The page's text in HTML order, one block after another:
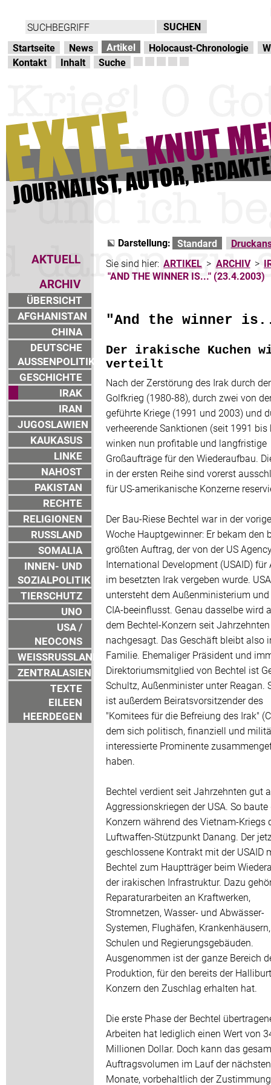
Startseite News Artikel Holocaust-Chronologie
Kontakt
Inhalt Suche
AKTUELL
ARCHIV
ÜBERSICHT
AFGHANISTAN
CHINA
DEUTSCHE
AUSSENPOLITIK
GESCHICHTE
IRAK
IRAN
JUGOSLAWIEN
KAUKASUS
LINKE
NAHOST
PAKISTAN
RECHTE
RELIGIONEN
RUSSLAND
SOMALIA
INNEN- UND
SOZIALPOLITIK
TIERSCHUTZ
UNO
USA /
NEOCONS
WEISSRUSSLAND
ZENTRALASIEN
TEXTE
EILEEN
HEERDEGEN
Darstellung: Standard
Sie sind hier: ARTIKEL > ARCHIV >
"AND THE WINNER IS..." (23.4.2003)
"And the winner
Der irakische Kuchen
verteilt
Nach der Zerstörung des Irak durch
Golfkrieg (1980-88), durch zwei von
geführte Kriege (1991 und 2003) und
verheerende Sanktionen (seit 1991 bis
winken nun profitable und langfristige
Großaufträge für den Wiederaufbau.
in der ersten Reihe sind vorerst
für US-amerikanische Konzerne
Der Bau-Riese Bechtel war in der
Woche Hauptgewinner: Er bekam den
größten Auftrag, der von der US
International Development (USAID) für
im besetzten Irak vergeben wurde.
untersteht dem Außenministerium
CIA-beeinflusst. Genau dasselbe wird
dem Bechtel-Konzern seit Jahrzehnten
nachgesagt. Das Geschäft bleibt also
Familie. Ehemaliger Präsident und
Direktoriumsmitglied von Bechtel ist
Schultz, Außenminister unter Reagan.
ist außerdem Beiratsvorsitzender des
"Komitees für die Befreiung des Irak"
dem sich politisch, finanziell und
interessierte Prominente
haben.
Bechtel verdient seit Jahrzehnten gut
Aggressionskriegen der USA. So baute
Konzern während des Vietnam-Kriegs
Luftwaffen-Stützpunkt Danang. Der
geschlossene Kontrakt mit der USAID
Bechtel zum Hauptträger beim
der irakischen Infrastruktur. Dazu
Reparaturarbeiten an Kraftwerken,
Stromnetzen, Wasser- und Abwässer-
Systemen, Flughäfen, Krankenhäusern,
Schulen und Regierungsgebäuden.
Ausgenommen ist der ganze Bereich
Produktion, für den bereits der
Konzern den Zuschlag erhalten hat.
Die erste Phase der Bechtel
Arbeiten hat lediglich einen Wert von
Millionen Dollar. Doch kann das
Auftragsvolumen im Lauf der
Monate, vorbehaltlich der